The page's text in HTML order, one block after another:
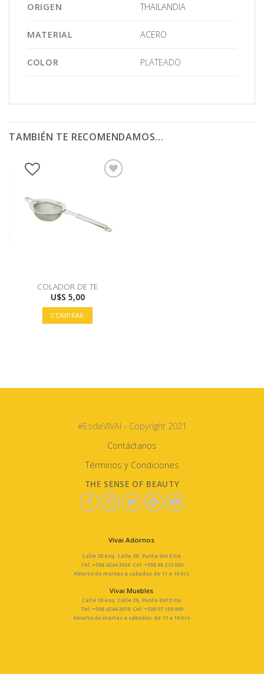
ORIGEN THAILANDIA
MATERIAL ACERO
COLOR PLATEADO
TAMBIÉN TE RECOMENDAMOS…
COLADOR DE TE
U$S 5,00
COMPRAR
#EsdeVIVAI - Copyright 2021
Contáctanos
Términos y Condiciones
THE SENSE OF BEAUTY
Vivai Adornos
Calle 20 esq. Calle 30, Punta del Este.
Tel: +598 4244 3566 Cel: +598 96 215 000
Abierto de martes a sabados de 11 a 19 hrs.
Vivai Muebles
Calle 18 esq. Calle 29, Punta del Este.
Tel: +598 4244 2678 Cel: +598 97 109 900
Abierto de martes a sábados de 11 a 19 hrs.